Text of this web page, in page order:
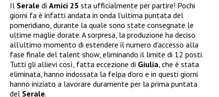
Il Serale di Amici 25 sta ufficialmente per partire! Pochi
giorni fa è infatti andata in onda l’ultima puntata del
pomeridiano, durante la quale sono state consegnate le
ultime maglie dorate. A sorpresa, la produzione ha deciso
all’ultimo momento di estendere il numero d’accesso alla
fase finale del talent show, eliminando il limite di 12 posti.
Tutti gli allievi così, fatta eccezione di Giulia, che è stata
eliminata, hanno indossata la felpa d’oro e in questi giorni
hanno iniziato a lavorare duramente per la prima puntata
del Serale.